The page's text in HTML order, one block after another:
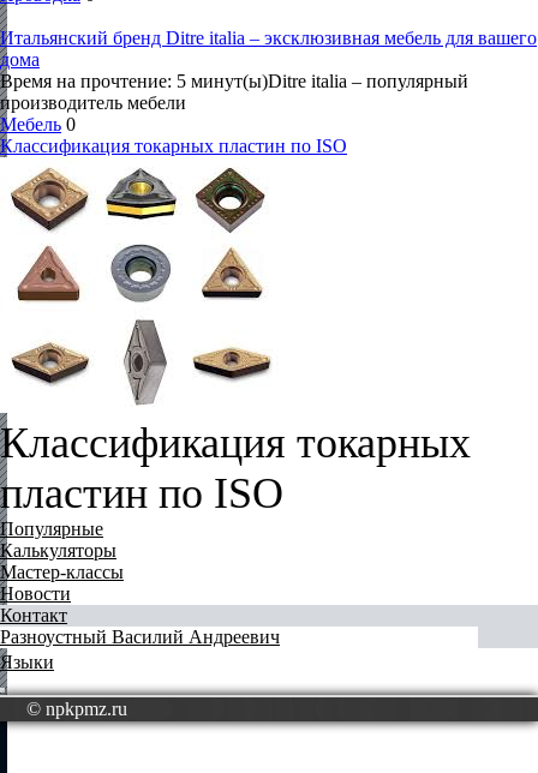
Итальянский бренд Ditre italia – эксклюзивная мебель для вашего
дома
Время на прочтение: 5 минут(ы)Ditre italia – популярный
производитель мебели
Мебель 0
Классификация токарных пластин по ISO
Классификация токарных
пластин по ISO
Популярные
Калькуляторы
Мастер-классы
Новости
Контакт
Разноустный Василий Андреевич
Языки
© npkpmz.ru